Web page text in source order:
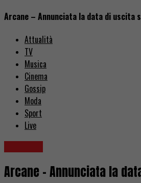
Arcane – Annunciata la data di uscita
Attualità
TV
Musica
Cinema
Gossip
Moda
Sport
Live
Arcane – Annunciata la